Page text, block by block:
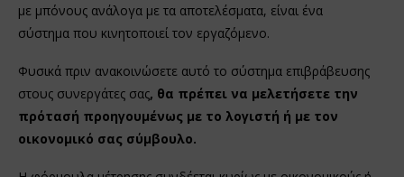
με μπόνους ανάλογα με τα αποτελέσματα, είναι ένα
σύστημα που κινητοποιεί τον εργαζόμενο.
Φυσικά πριν ανακοινώσετε αυτό το σύστημα επιβράβευσης
στους συνεργάτες σας, θα πρέπει να μελετήσετε την
πρότασή προηγουμένως με το λογιστή ή με τον
οικονομικό σας σύμβουλο.